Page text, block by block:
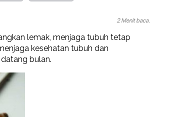
2 Menit baca.
lemak, menjaga tubuh tetap
kesehatan tubuh dan
bulan.